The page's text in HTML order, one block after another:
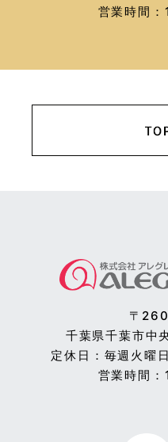
営業時間
〒
千葉県千葉市中
定休日：毎週火曜
営業時間